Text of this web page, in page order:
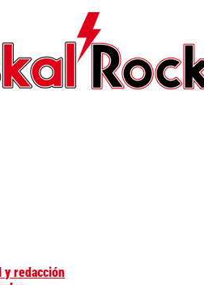
y redacción